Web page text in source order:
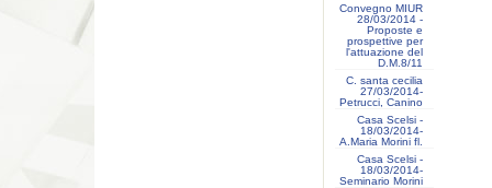
Convegno MIUR
28/03/2014 -
Proposte e
prospettive per
l'attuazione del
D.M.8/11
C. santa cecilia
27/03/2014-
Petrucci, Canino
Casa Scelsi -
18/03/2014-
A.Maria Morini fl.
Casa Scelsi -
18/03/2014-
Seminario Morini